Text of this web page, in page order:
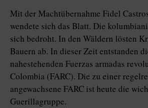
Mit der Machtübernahme Fidel
wendete sich das Blatt. Die
sich bedroht. In den Wäldern lösten
Bauern ab. In dieser Zeit entstanden
nahestehenden Fuerzas armadas
Colombia (FARC). Die zu einer
angewachsene FARC ist heute die
Guerillagruppe.